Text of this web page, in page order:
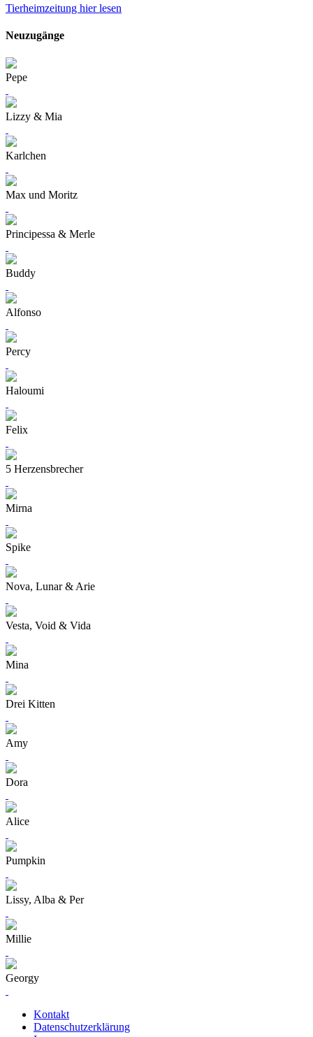
Tierheimzeitung hier lesen
Neuzugänge
Pepe
Lizzy & Mia
Karlchen
Max und Moritz
Principessa & Merle
Buddy
Alfonso
Percy
Haloumi
Felix
5 Herzensbrecher
Mirna
Spike
Nova, Lunar & Arie
Vesta, Void & Vida
Mina
Drei Kitten
Amy
Dora
Alice
Pumpkin
Lissy, Alba & Per
Millie
Georgy
Kontakt
Datenschutzerklärung